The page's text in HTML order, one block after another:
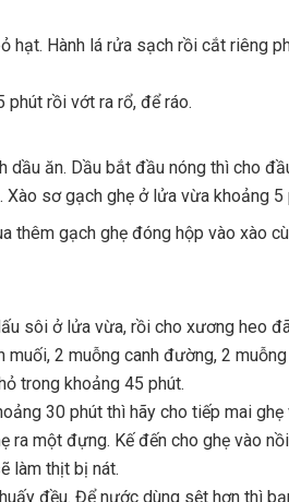
hạt. Hành lá rửa sạch rồi cắt riêng
rồi vớt ra rổ, để ráo.
ăn. Dầu bắt đầu nóng thì cho
sơ gạch ghẹ ở lửa vừa khoảng 5
thêm gạch ghẹ đóng hộp vào xào
sôi ở lửa vừa, rồi cho xương heo
muối, 2 muỗng canh đường, 2
trong khoảng 45 phút.
30 phút thì hãy cho tiếp mai
ra một đựng. Kế đến cho ghẹ vào
làm thịt bị nát.
đều. Để nước dùng sệt hơn thì